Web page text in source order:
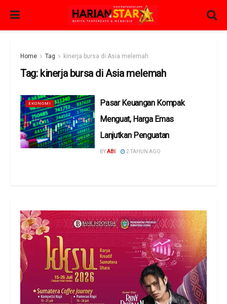
Home Tag kinerja bursa di Asia melemah
Tag: kinerja bursa di Asia melemah
EKONOMI
Pasar Keuangan Kompak
Menguat, Harga Emas
Lanjutkan Penguatan
BYABI 2 TAHUN AGO